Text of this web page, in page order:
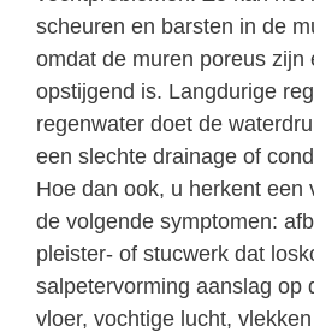
scheuren en barsten in de
omdat de muren poreus zijn
opstijgend is. Langdurige
regenwater doet de
een slechte drainage of
Hoe dan ook, u herkent een
de volgende symptomen:
pleister- of stucwerk dat
salpetervorming aanslag op
vloer, vochtige lucht,